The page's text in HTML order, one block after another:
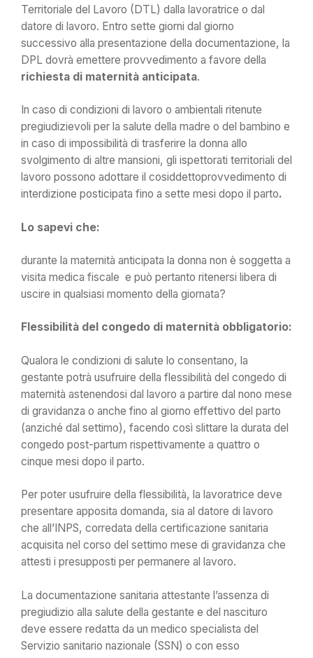
Territoriale del Lavoro (DTL) dalla lavoratrice o dal
datore di lavoro. Entro sette giorni dal giorno
successivo alla presentazione della documentazione, la
DPL dovrà emettere provvedimento a favore della
richiesta di maternità anticipata.
In caso di condizioni di lavoro o ambientali ritenute
pregiudizievoli per la salute della madre o del bambino e
in caso di impossibilità di trasferire la donna allo
svolgimento di altre mansioni, gli ispettorati territoriali del
lavoro possono adottare il cosiddettoprovvedimento di
interdizione posticipata fino a sette mesi dopo il parto.
Lo sapevi che:
durante la maternità anticipata la donna non è soggetta a
visita medica fiscale e può pertanto ritenersi libera di
uscire in qualsiasi momento della giornata?
Flessibilità del congedo di maternità obbligatorio:
Qualora le condizioni di salute lo consentano, la
gestante potrà usufruire della flessibilità del congedo di
maternità astenendosi dal lavoro a partire dal nono mese
di gravidanza o anche fino al giorno effettivo del parto
(anziché dal settimo), facendo così slittare la durata del
congedo post-partum rispettivamente a quattro o
cinque mesi dopo il parto.
Per poter usufruire della flessibilità, la lavoratrice deve
presentare apposita domanda, sia al datore di lavoro
che all’INPS, corredata della certificazione sanitaria
acquisita nel corso del settimo mese di gravidanza che
attesti i presupposti per permanere al lavoro.
La documentazione sanitaria attestante l’assenza di
pregiudizio alla salute della gestante e del nascituro
deve essere redatta da un medico specialista del
Servizio sanitario nazionale (SSN) o con esso